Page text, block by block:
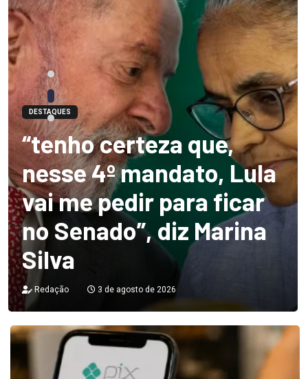
DESTAQUES
“tenho certeza que,
nesse 4º mandato, Lula
vai me pedir para ficar
no Senado”, diz Marina
Silva
Redação 3 de agosto de 2026